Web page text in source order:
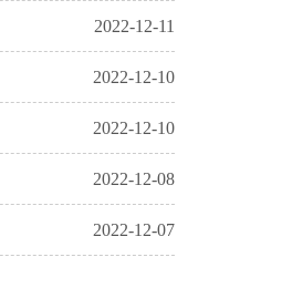
2022-12-11
2022-12-10
2022-12-10
2022-12-08
2022-12-07